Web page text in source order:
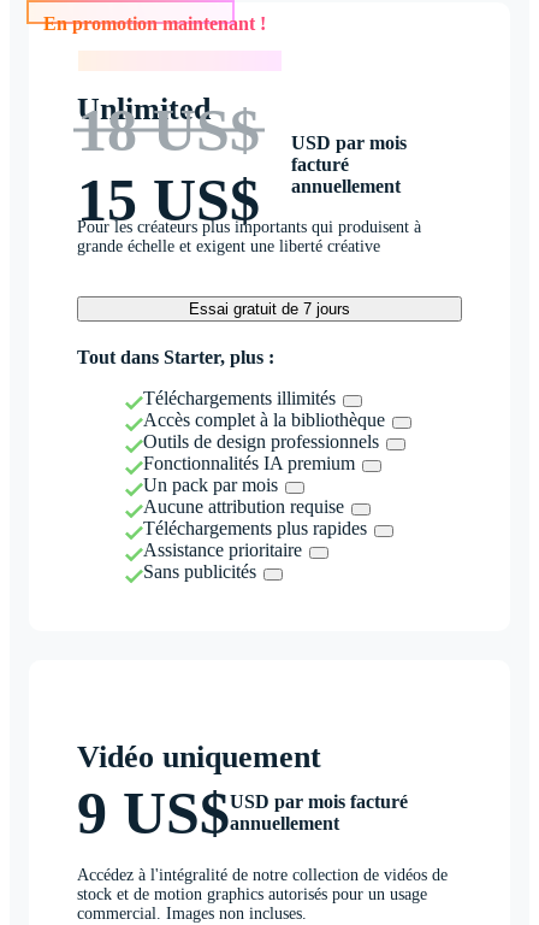
En promotion maintenant !
Unlimited
18 US$
15 US$
USD par mois
facturé
annuellement
Pour les créateurs plus importants qui produisent à
grande échelle et exigent une liberté créative
Essai gratuit de 7 jours
Tout dans Starter, plus :
Téléchargements illimités
Accès complet à la bibliothèque
Outils de design professionnels
Fonctionnalités IA premium
Un pack par mois
Aucune attribution requise
Téléchargements plus rapides
Assistance prioritaire
Sans publicités
Vidéo uniquement
9 US$USD par mois facturé
annuellement
Accédez à l'intégralité de notre collection de vidéos de
stock et de motion graphics autorisés pour un usage
commercial. Images non incluses.